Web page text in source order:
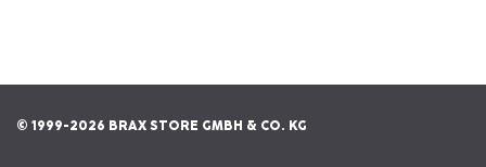
© 1999-2026 BRAX STORE GMBH & CO. KG